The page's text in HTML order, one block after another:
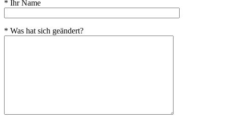
* Ihr Name
* Was hat sich geändert?